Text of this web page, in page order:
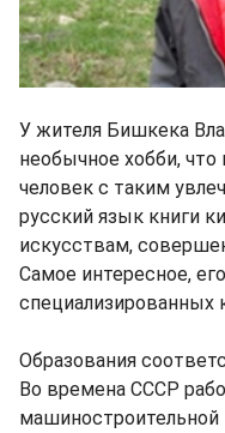
У жителя Бишкека
необычное хобби,
человек с таким
русский язык книги
искусствам,
Самое интересное,
специализированных
Образования
Во времена СССР
машиностроительной